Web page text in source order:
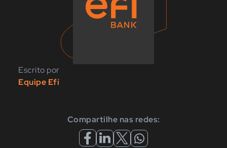
Escrito por
Equipe Efí
Compartilhe nas redes: